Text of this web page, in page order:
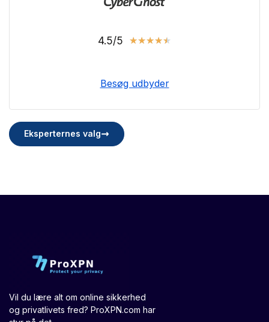
4.5/5 ★★★★★
Besøg udbyder
Eksperternes valg
Vil du lære alt om online sikkerhed
og privatlivets fred? ProXPN.com har